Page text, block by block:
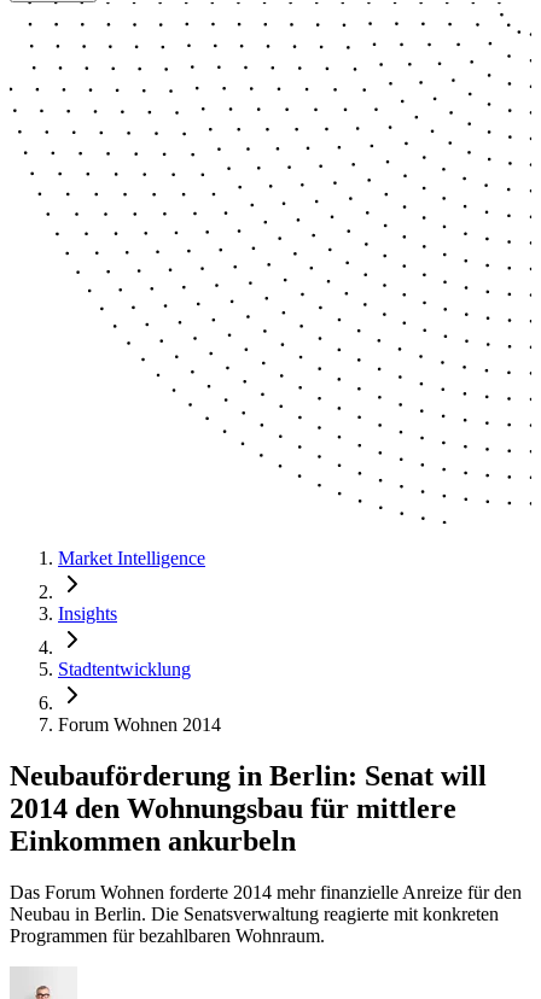
Market Intelligence
Insights
Stadtentwicklung
Forum Wohnen 2014
Neubauförderung in Berlin: Senat will
2014 den Wohnungsbau für mittlere
Einkommen ankurbeln
Das Forum Wohnen forderte 2014 mehr finanzielle Anreize für den
Neubau in Berlin. Die Senatsverwaltung reagierte mit konkreten
Programmen für bezahlbaren Wohnraum.